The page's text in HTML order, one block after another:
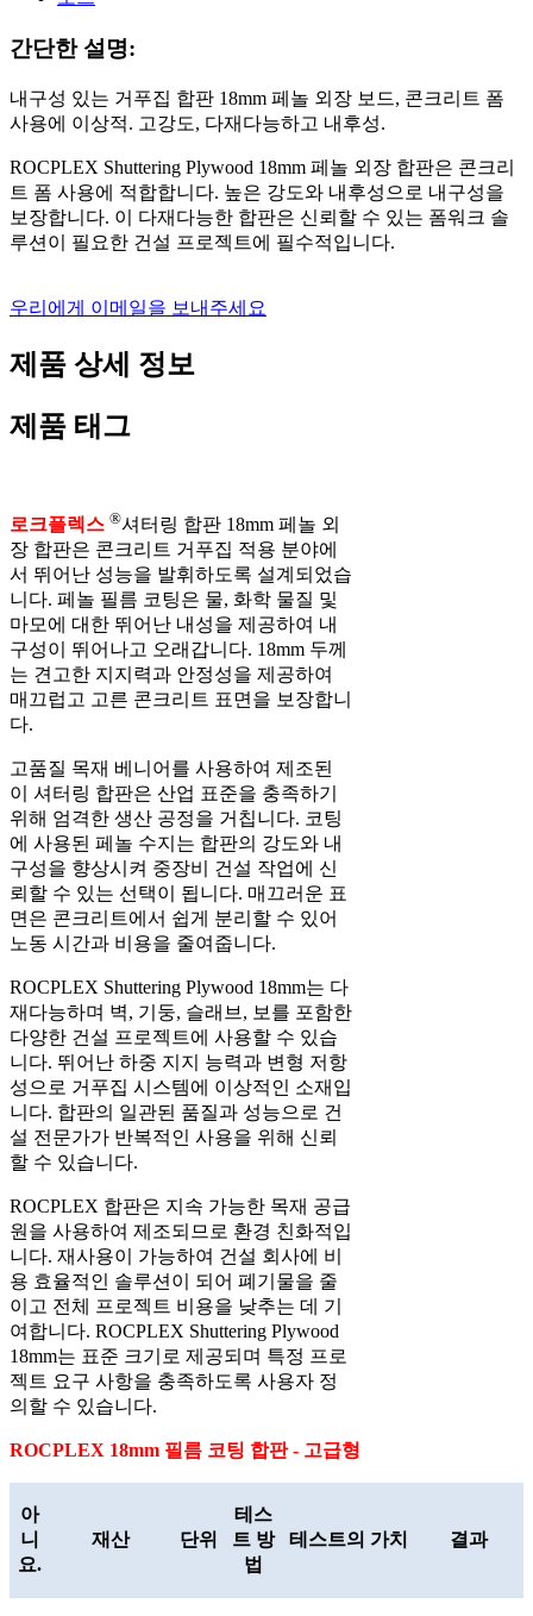
간단한 설명:
내구성 있는 거푸집 합판 18mm 페놀 외장 보드, 콘크리트 폼
사용에 이상적. 고강도, 다재다능하고 내후성.
ROCPLEX Shuttering Plywood 18mm 페놀 외장 합판은 콘크리
트 폼 사용에 적합합니다. 높은 강도와 ​​내후성으로 내구성을
보장합니다. 이 다재다능한 합판은 신뢰할 수 있는 폼워크 솔
루션이 필요한 건설 프로젝트에 필수적입니다.
우리에게 이메일을 보내주세요
제품 상세 정보
제품 태그
로크플렉스 ®셔터링 합판 18mm 페놀 외
장 합판은 콘크리트 거푸집 적용 분야에
서 뛰어난 성능을 발휘하도록 설계되었습
니다. 페놀 필름 코팅은 물, 화학 물질 및
마모에 대한 뛰어난 내성을 제공하여 내
구성이 뛰어나고 오래갑니다. 18mm 두께
는 견고한 지지력과 안정성을 제공하여
매끄럽고 고른 콘크리트 표면을 보장합니
다.
고품질 목재 베니어를 사용하여 제조된
이 셔터링 합판은 산업 표준을 충족하기
위해 엄격한 생산 공정을 거칩니다. 코팅
에 사용된 페놀 수지는 합판의 강도와 내
구성을 향상시켜 중장비 건설 작업에 신
뢰할 수 있는 선택이 됩니다. 매끄러운 표
면은 콘크리트에서 쉽게 분리할 수 있어
노동 시간과 비용을 줄여줍니다.
ROCPLEX Shuttering Plywood 18mm는 다
재다능하며 벽, 기둥, 슬래브, 보를 포함한
다양한 건설 프로젝트에 사용할 수 있습
니다. 뛰어난 하중 지지 능력과 변형 저항
성으로 거푸집 시스템에 이상적인 소재입
니다. 합판의 일관된 품질과 성능으로 건
설 전문가가 반복적인 사용을 위해 신뢰
할 수 있습니다.
ROCPLEX 합판은 지속 가능한 목재 공급
원을 사용하여 제조되므로 환경 친화적입
니다. 재사용이 가능하여 건설 회사에 비
용 효율적인 솔루션이 되어 폐기물을 줄
이고 전체 프로젝트 비용을 낮추는 데 기
여합니다. ROCPLEX Shuttering Plywood
18mm는 표준 크기로 제공되며 특정 프로
젝트 요구 사항을 충족하도록 사용자 정
의할 수 있습니다.
ROCPLEX 18mm 필름 코팅 합판 - 고급형
아
니
요.
재산 단위
테스
트 방
법
테스트의 가치 결과